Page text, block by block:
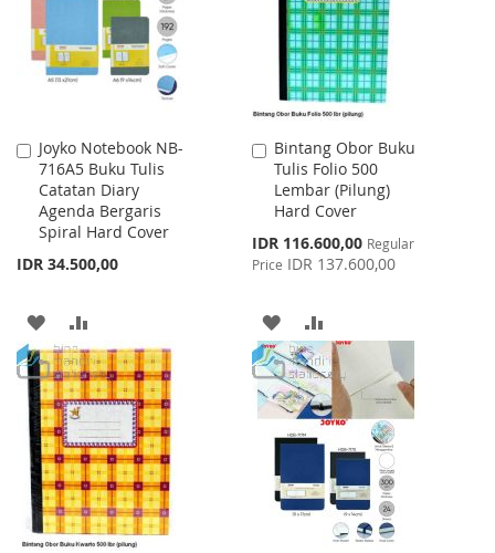
LIST
Joyko Notebook NB-
716A5 Buku Tulis
Catatan Diary
Agenda Bergaris
Spiral Hard Cover
IDR 34.500,00
Add
to
Cart
ADD
TO
WISH
LIST
TO
COMPARE
Bintang Obor Buku
Tulis Folio 500
Lembar (Pilung)
Hard Cover
Special
Price
IDR 116.600,00 Regular
Price IDR 137.600,00
Add
to
Cart
ADD
TO
WISH
LIST
TO
COMPARE